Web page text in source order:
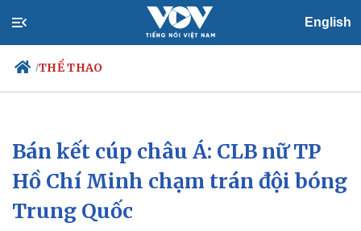
English
/THỂ THAO
Chính trị
Đảng
Tổ chức nhân sự
Quốc hội
Nhận diện sự thật
Xã hội
Tin 24h
Dự báo thời tiết
Bán kết cúp châu Á: CLB nữ TP
Hồ Chí Minh chạm trán đội bóng
Trung Quốc